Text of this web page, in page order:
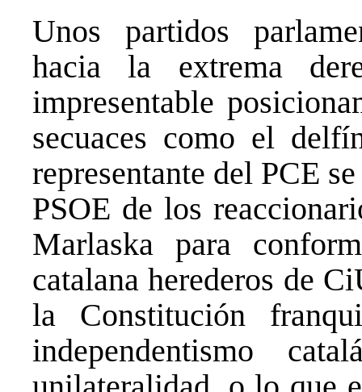
Unos partidos
hacia la extrema
impresentable
secuaces como el
representante del PCE
PSOE de los
Marlaska para
catalana herederos de
la Constitución
independentismo